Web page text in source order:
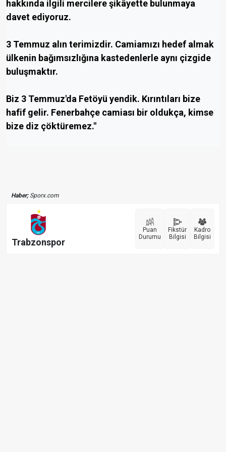
hakkında ilgili mercilere şikâyette bulunmaya
davet ediyoruz.
3 Temmuz alın terimizdir. Camiamızı hedef almak
ülkenin bağımsızlığına kastedenlerle aynı çizgide
buluşmaktır.
Biz 3 Temmuz'da Fetöyü yendik. Kırıntıları bize
hafif gelir. Fenerbahçe camiası bir oldukça, kimse
bize diz çöktüremez."
Haber;Sporx.com
Trabzonspor
Puan
Durumu
Fikstür
Bilgisi
Kadro
Bilgisi